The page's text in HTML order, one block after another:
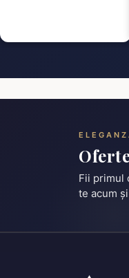
Fii primul
te acum